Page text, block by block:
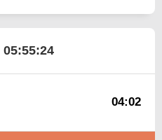
05:55:23
04:02